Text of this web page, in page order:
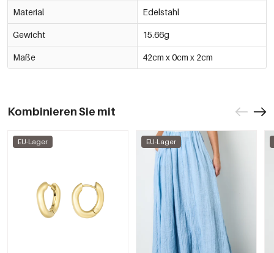
Material Edelstahl
Gewicht 15.66g
Maße 42cm x 0cm x 2cm
Kombinieren Sie mit
EU-Lager EU-Lager